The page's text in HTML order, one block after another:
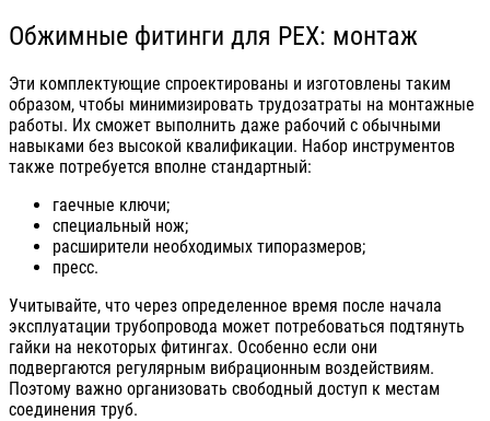
Обжимные фитинги для PEX: монтаж
Эти комплектующие спроектированы и изготовлены таким
образом, чтобы минимизировать трудозатраты на монтажные
работы. Их сможет выполнить даже рабочий с обычными
навыками без высокой квалификации. Набор инструментов
также потребуется вполне стандартный:
гаечные ключи;
специальный нож;
расширители необходимых типоразмеров;
пресс.
Учитывайте, что через определенное время после начала
эксплуатации трубопровода может потребоваться подтянуть
гайки на некоторых фитингах. Особенно если они
подвергаются регулярным вибрационным воздействиям.
Поэтому важно организовать свободный доступ к местам
соединения труб.